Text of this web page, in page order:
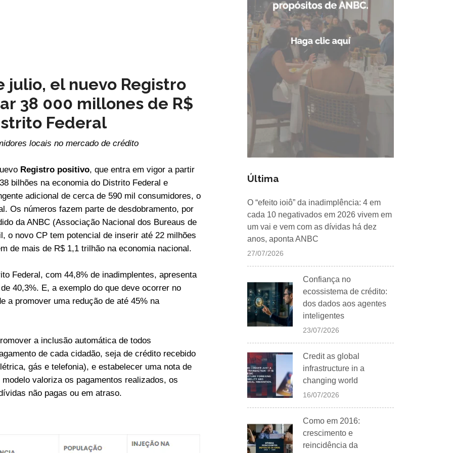
julio, el nuevo Registro
38 000 millones de R$
Federal
locais no mercado de crédito
Registro positivo, que entra em vigor a partir
bilhões na economia do Distrito Federal e
adicional de cerca de 590 mil consumidores, o
Os números fazem parte de desdobramento, por
da ANBC (Associação Nacional dos Bureaus de
o novo CP tem potencial de inserir até 22 milhões
de mais de R$ 1,1 trilhão na economia nacional.
Federal, com 44,8% de inadimplentes, apresenta
40,3%. E, a exemplo do que deve ocorrer no
a promover uma redução de até 45% na
a inclusão automática de todos
de cada cidadão, seja de crédito recebido
gás e telefonia), e estabelecer uma nota de
valoriza os pagamentos realizados, os
não pagas ou em atraso.
Última
O “efeito ioiô” da inadimplência: 4 em
cada 10 negativados em 2026 vivem em
um vai e vem com as dívidas há dez
anos, aponta ANBC
27/07/2026
Confiança no
ecossistema de crédito:
dos dados aos agentes
inteligentes
23/07/2026
Credit as global
infrastructure in a
changing world
16/07/2026
Como em 2016:
crescimento e
reincidência da